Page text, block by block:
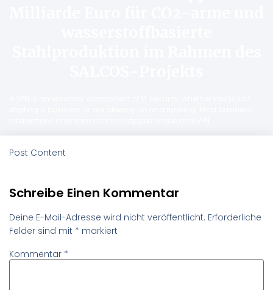
Post Content
Schreibe Einen Kommentar
Deine E-Mail-Adresse wird nicht veröffentlicht. Erforderliche
Felder sind mit * markiert
Kommentar *